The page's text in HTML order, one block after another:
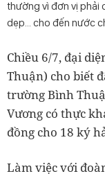
thường vì đơn vị phải
dẹp… cho đến nước
Chiều 6/7, đại
Thuận) cho biết
trường Bình
Vương có thực
đồng cho 18 ký
Làm việc với